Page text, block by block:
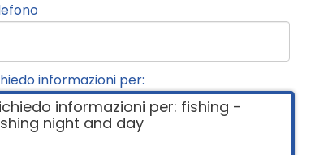
informazioni per: